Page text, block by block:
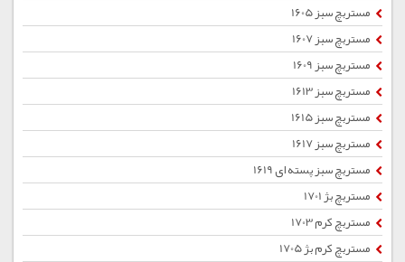
مستربچ سبز 1605
مستربچ سبز 1607
مستربچ سبز 1609
مستربچ سبز 1613
مستربچ سبز 1615
مستربچ سبز 1617
مستربچ سبز پسته ای 1619
مستربچ بژ 1701
مستربچ کرم 1703
مستربچ کرم بژ 1705